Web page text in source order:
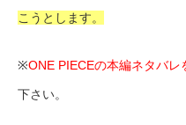
こうとします。
※ONE PIECEの本編ネタバレ
下さい。